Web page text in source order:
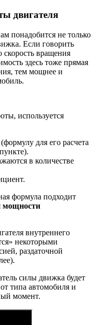
двигателя
понадобится не только
Если говорить
вращения
здесь тоже прямая
тем мощнее и
используется
для его расчета
в количестве
формула подходит
мощности
внутреннего
некоторыми
раздаточной
силы движка будет
типа автомобиля и
момент.